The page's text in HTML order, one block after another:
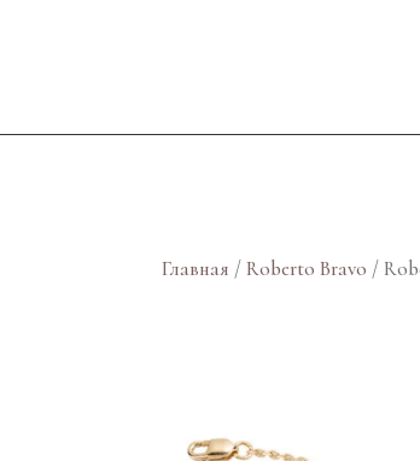
Главная /Roberto Bravo /